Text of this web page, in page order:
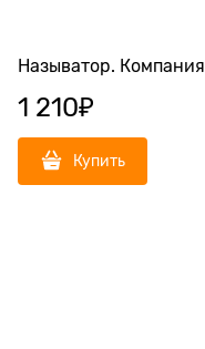
Называтор. Компания
1 210₽
Купить